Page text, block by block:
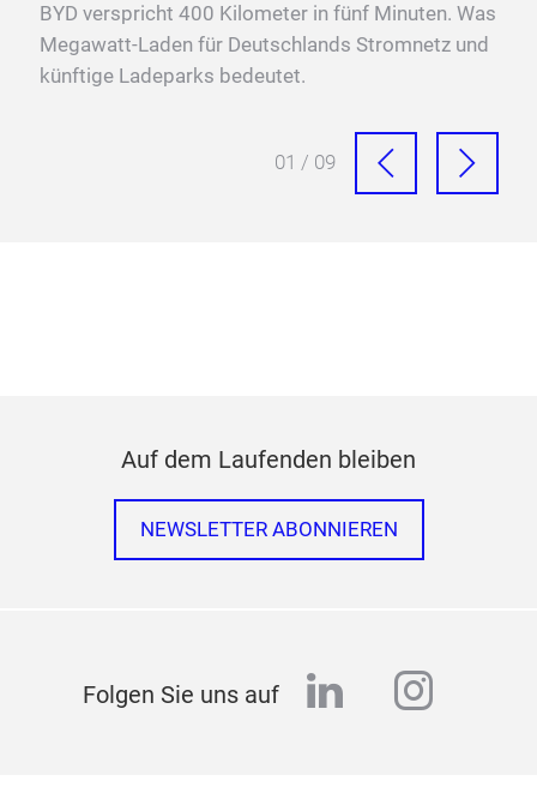
BYD verspricht 400 Kilometer in fünf Minuten. Was
Megawatt-Laden für Deutschlands Stromnetz und
künftige Ladeparks bedeutet.
01 / 09
Auf dem Laufenden bleiben
NEWSLETTER ABONNIEREN
Folgen Sie uns auf linkedin